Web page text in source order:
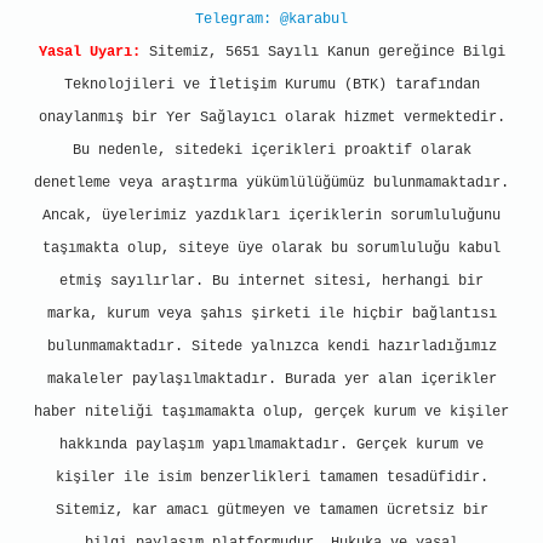
Telegram: @karabul
Yasal Uyarı:
Sitemiz, 5651 Sayılı Kanun gereğince Bilgi
Teknolojileri ve İletişim Kurumu (BTK) tarafından
onaylanmış bir Yer Sağlayıcı olarak hizmet vermektedir.
Bu nedenle, sitedeki içerikleri proaktif olarak
denetleme veya araştırma yükümlülüğümüz bulunmamaktadır.
Ancak, üyelerimiz yazdıkları içeriklerin sorumluluğunu
taşımakta olup, siteye üye olarak bu sorumluluğu kabul
etmiş sayılırlar. Bu internet sitesi, herhangi bir
marka, kurum veya şahıs şirketi ile hiçbir bağlantısı
bulunmamaktadır. Sitede yalnızca kendi hazırladığımız
makaleler paylaşılmaktadır. Burada yer alan içerikler
haber niteliği taşımamakta olup, gerçek kurum ve kişiler
hakkında paylaşım yapılmamaktadır. Gerçek kurum ve
kişiler ile isim benzerlikleri tamamen tesadüfidir.
Sitemiz, kar amacı gütmeyen ve tamamen ücretsiz bir